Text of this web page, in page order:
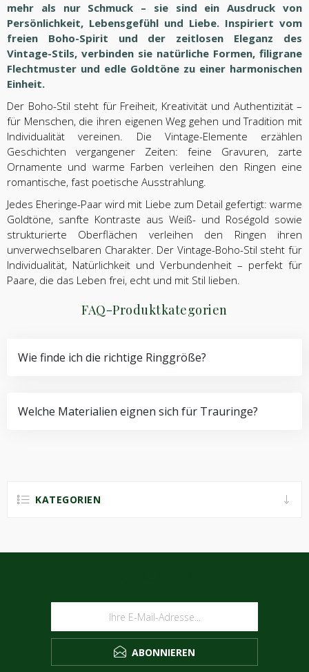
mehr als nur Schmuck – sie sind ein Ausdruck von
Persönlichkeit, Lebensgefühl und Liebe. Inspiriert vom
freien Boho-Spirit und der zeitlosen Eleganz des
Vintage-Stils, verbinden sie natürliche Formen, filigrane
Flechtmuster und edle Goldtöne zu einer harmonischen
Einheit.
Der Boho-Stil steht für Freiheit, Kreativität und Authentizität –
für Menschen, die ihren eigenen Weg gehen und Tradition mit
Individualität vereinen. Die Vintage-Elemente erzählen
Geschichten vergangener Zeiten: feine Gravuren, zarte
Ornamente und warme Farben verleihen den Ringen eine
romantische, fast poetische Ausstrahlung.
Jedes Eheringe-Paar wird mit Liebe zum Detail gefertigt: warme
Goldtöne, sanfte Kontraste aus Weiß- und Roségold sowie
strukturierte Oberflächen verleihen den Ringen ihren
unverwechselbaren Charakter. Der Vintage-Boho-Stil steht für
Individualität, Natürlichkeit und Verbundenheit – perfekt für
Paare, die das Leben frei, echt und mit Stil lieben.
FAQ-Produktkategorien
Wie finde ich die richtige Ringgröße?
Welche Materialien eignen sich für Trauringe?
KATEGORIEN
ABONNIEREN